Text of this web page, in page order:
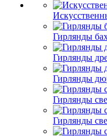
Гирлянды
Гирлянды
Гирлянды
Гирлянды
Гирлянды